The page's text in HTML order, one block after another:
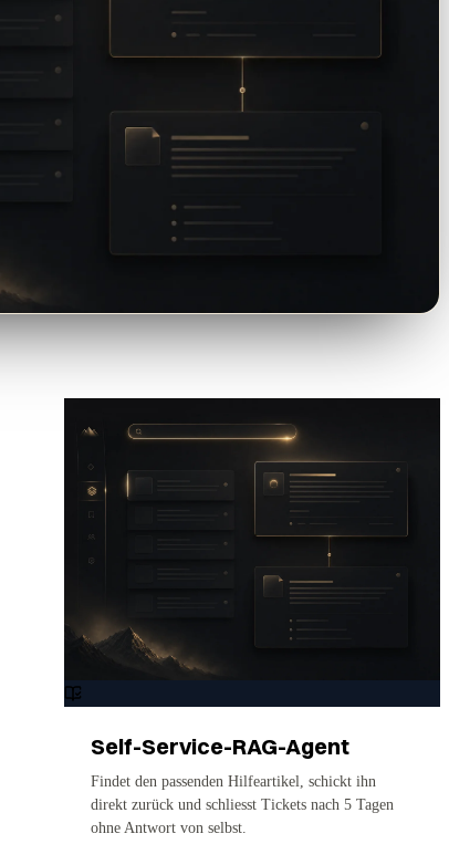
Self-Service-RAG-Agent
Findet den passenden Hilfeartikel, schickt ihn
direkt zurück und schliesst Tickets nach 5 Tagen
ohne Antwort von selbst.